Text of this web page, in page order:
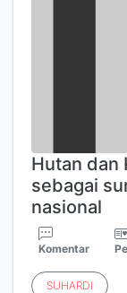
Hutan dan
sebagai
nasional
Komentar
SUHARDI